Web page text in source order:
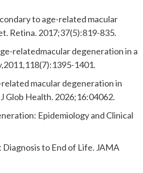
to age-related macular
Retina. 2017;37(5):819-835.
relatedmacular degeneration in a
1401.
macular degeneration in
Glob Health. 2026;16:04062.
Epidemiology and Clinical
to End of Life. JAMA